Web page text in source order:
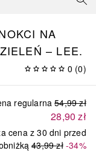
NA
– LEE.
0 (0)
regularna 54,99 zł
28,90 zł
cena z 30 dni przed
43,99 zł-34%